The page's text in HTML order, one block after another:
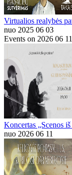
Virtualios realybės
nuo 2025 06 03
Events on 2026 06 11
Koncertas „Scenos
nuo 2026 06 11